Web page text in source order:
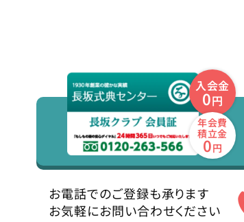
入会金
0円
年会費
積立金
0円
お電話でのご登録も承ります
お気軽にお問い合わせください